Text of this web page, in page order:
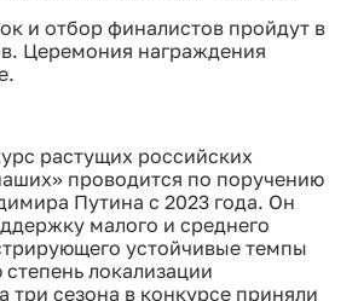
и отбор финалистов пройдут в
Церемония награждения
растущих российских
проводится по поручению
Путина с 2023 года. Он
малого и среднего
устойчивые темпы
локализации
три сезона в конкурсе приняли